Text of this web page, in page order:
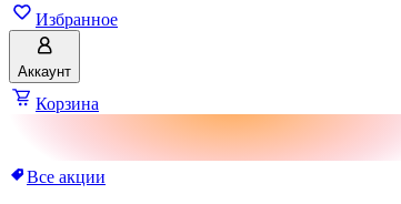
Избранное
Аккаунт
Корзина
Все акции